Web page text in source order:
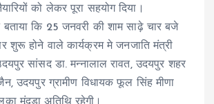
को लेकर पूरा सहयोग दिया।
बताया कि 25 जनवरी की शाम साढ़े चार बजे
शुरू होने वाले कार्यक्रम मे जनजाति मंत्री
सांसद डा. मन्नालाल रावत, उदयपुर शहर
उदयपुर ग्रामीण विधायक फूल सिंह मीणा
मूंदड़ा अतिथि रहेगी।